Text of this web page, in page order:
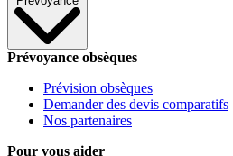
Prévoyance obsèques
Prévision obsèques
Demander des devis comparatifs
Nos partenaires
Pour vous aider